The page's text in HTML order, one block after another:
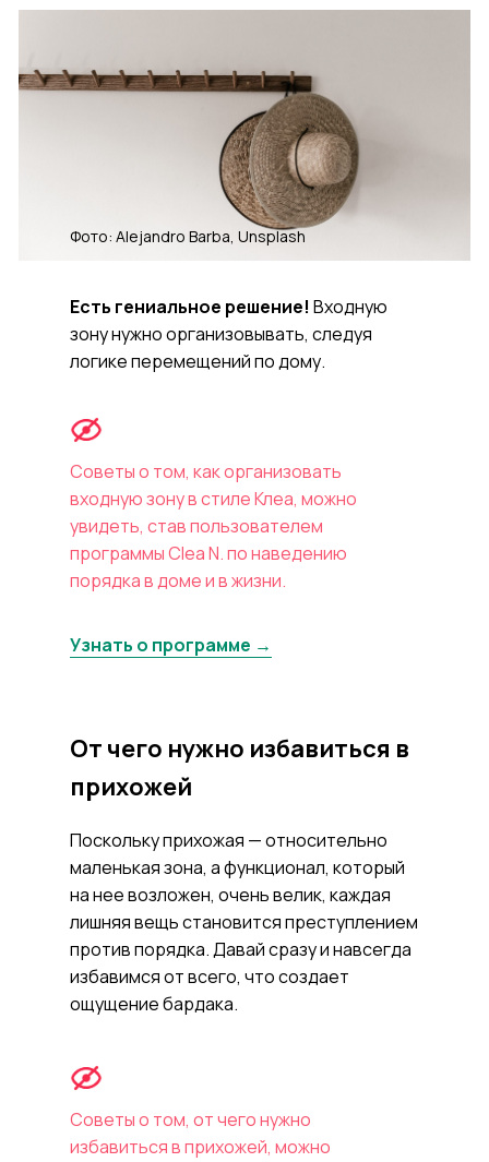
Фото: Alejandro Barba, Unsplash
Есть гениальное решение! Входную
зону нужно организовывать, следуя
логике перемещений по дому.
Советы о том, как организовать
входную зону в стиле Клеа, можно
увидеть, став пользователем
программы Clea N. по наведению
порядка в доме и в жизни.
Узнать о программе →
Поскольку прихожая — относительно
маленькая зона, а функционал, который
на нее возложен, очень велик, каждая
лишняя вещь становится преступлением
против порядка. Давай сразу и навсегда
избавимся от всего, что создает
ощущение бардака.
От чего нужно избавиться в
прихожей
Советы о том, от чего нужно
избавиться в прихожей, можно